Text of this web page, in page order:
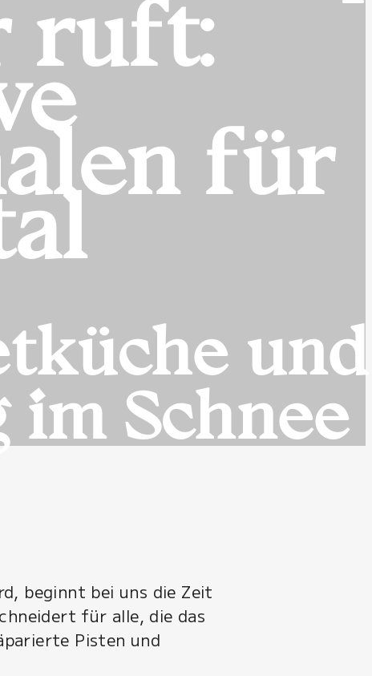
ruft:
für
und
Schnee
beginnt bei uns die Zeit
für alle, die das
Pisten und